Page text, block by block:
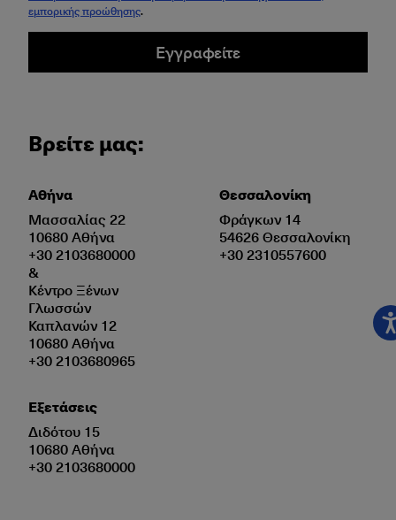
εμπορικής προώθησης.
Εγγραφείτε
Βρείτε μας:
Αθήνα
Μασσαλίας 22
10680 Αθήνα
+30 2103680000
&
Κέντρο Ξένων
Γλωσσών
Καπλανών 12
10680 Αθήνα
+30 2103680965
Εξετάσεις
Διδότου 15
10680 Αθήνα
+30 2103680000
Θεσσαλονίκη
Φράγκων 14
54626 Θεσσαλονίκη
+30 2310557600